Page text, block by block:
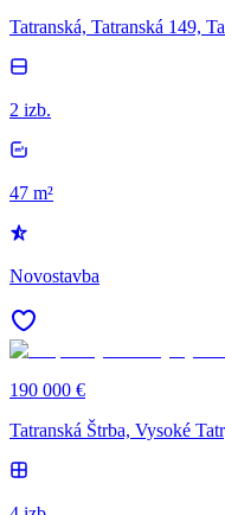
Tatranská, Tatranská 149,
2 izb.
47 m²
Novostavba
190 000 €
Tatranská Štrba, Vysoké